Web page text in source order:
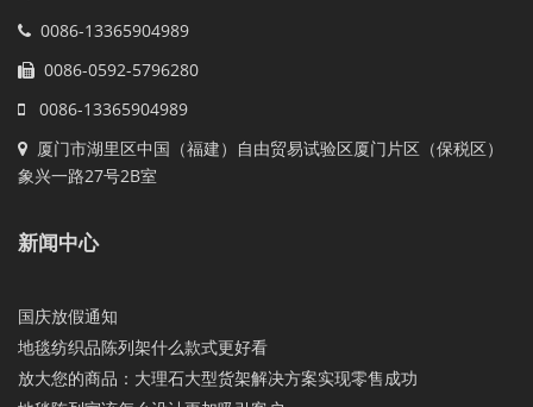
0086-13365904989
0086-0592-5796280
0086-13365904989
厦门市湖里区中国（福建）自由贸易试验区厦门片区（保税区）
象兴一路27号2B室
新闻中心
国庆放假通知
地毯纺织品陈列架什么款式更好看
放大您的商品：大理石大型货架解决方案实现零售成功